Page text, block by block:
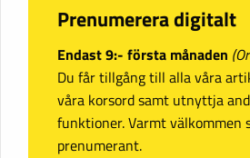
Prenumerera digitalt
Endast 9:- första månaden
Du får tillgång till alla våra
våra korsord samt utnyttja
funktioner. Varmt välkommen
prenumerant.